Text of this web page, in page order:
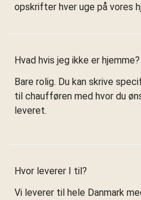
opskrifter hver uge på vores
Hvad hvis jeg ikke er hjemme?
Bare rolig. Du kan skrive
til chaufføren med hvor du
leveret.
Hvor leverer I til?
Vi leverer til hele Danmark